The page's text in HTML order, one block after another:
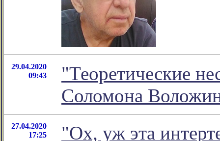
29.04.2020
09:43
"Теоретические
Соломона
27.04.2020
17:25
"Ох, уж эта